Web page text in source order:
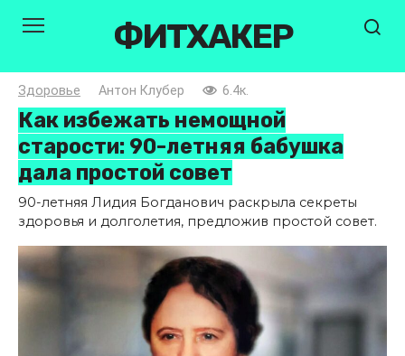
ФИТХАКЕР
Здоровье Антон Клубер 6.4к.
Как избежать немощной
старости: 90-летняя бабушка
дала простой совет
90-летняя Лидия Богданович раскрыла секреты
здоровья и долголетия, предложив простой совет.